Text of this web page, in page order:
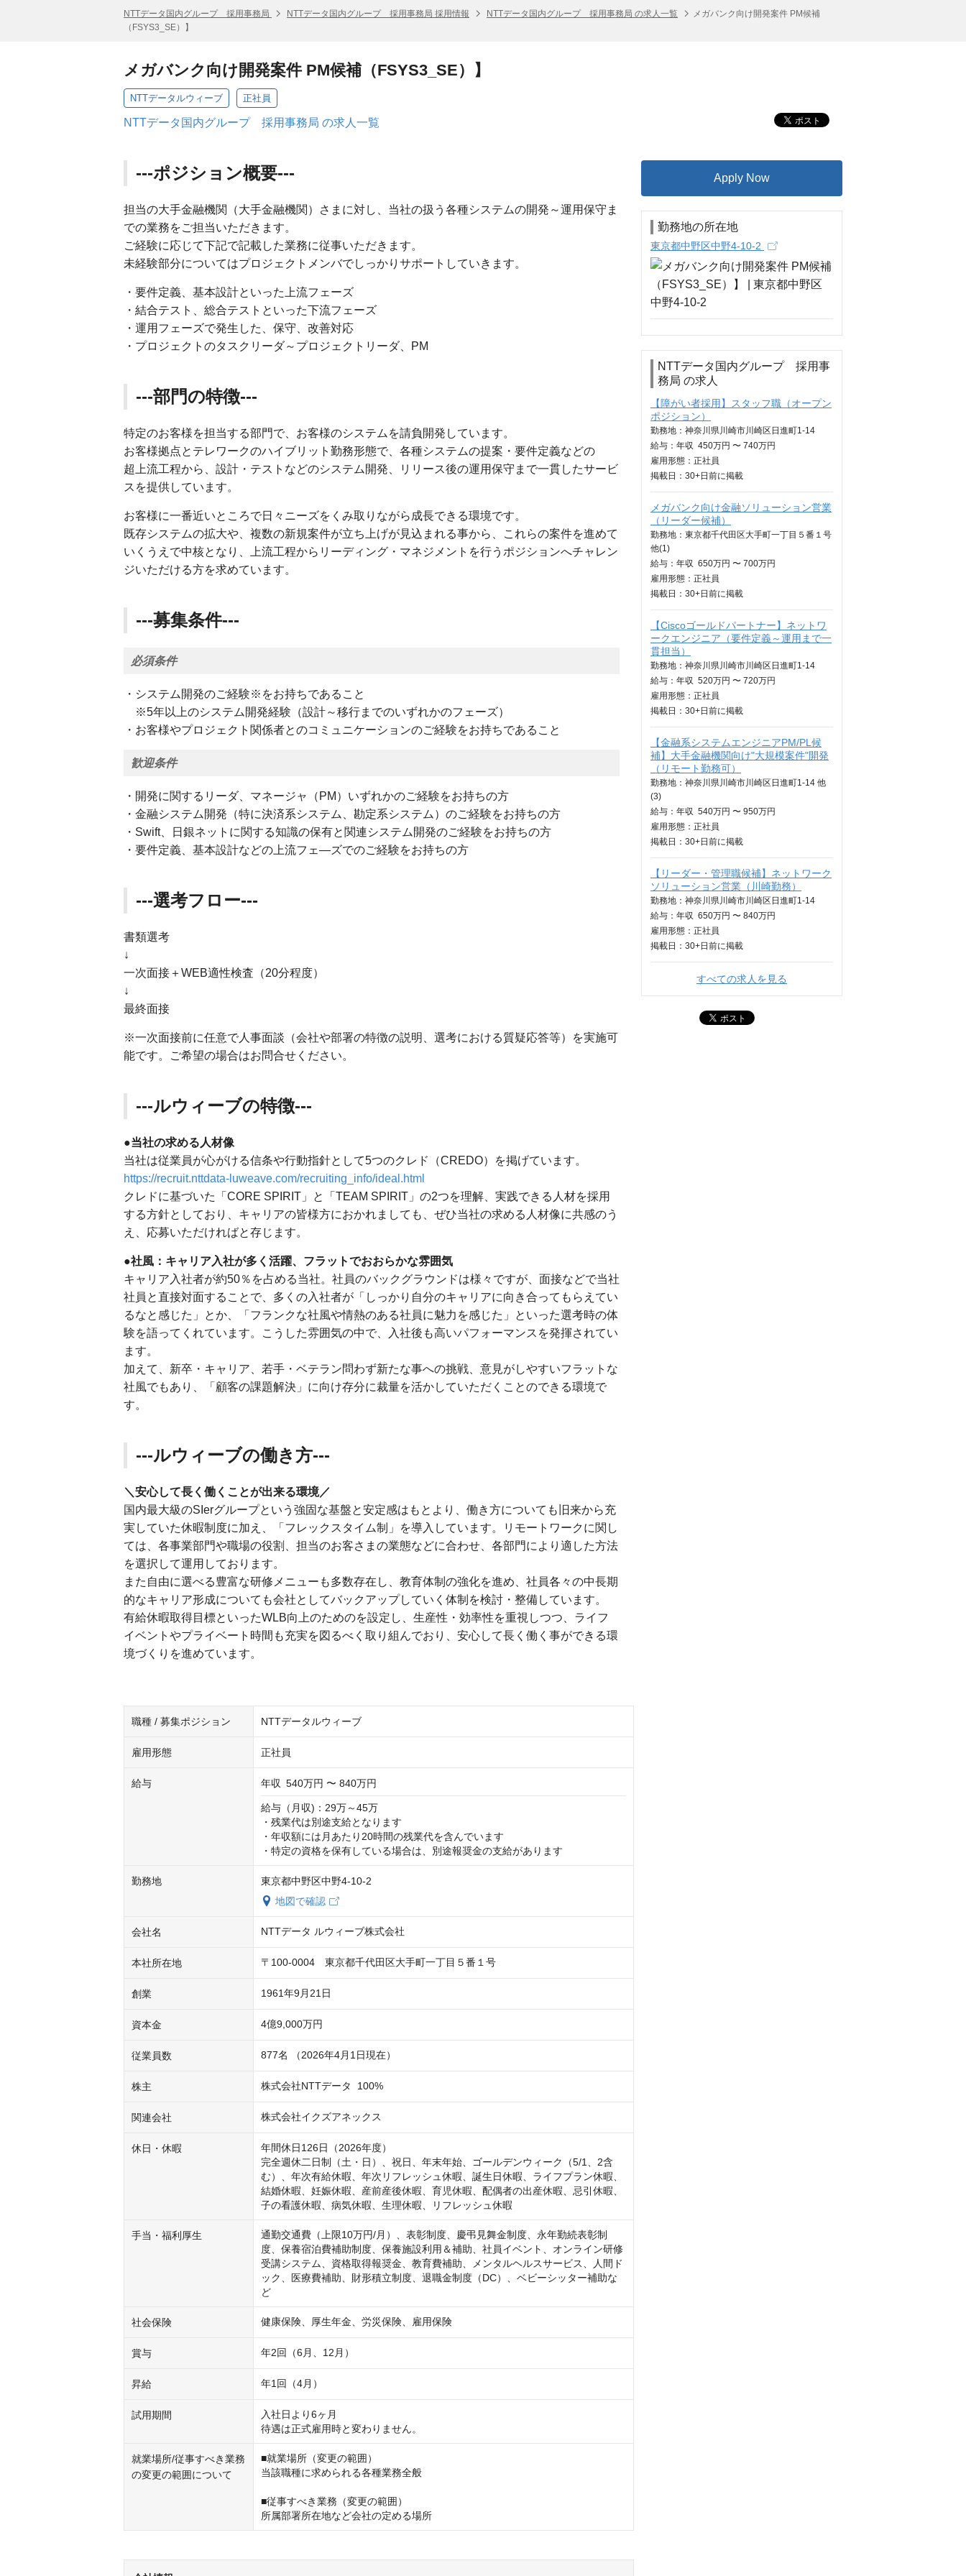
NTTデータ国内グループ 採用事務局 NTTデータ国内グループ 採用事務局 採用情報 NTTデータ国内グループ 採用事務局 の求人一覧
メガバンク向け開発案件 PM候補
（FSYS3_SE）】
メガバンク向け開発案件 PM候補（FSYS3_SE）】
NTTデータルウィーブ 正社員
NTTデータ国内グループ 採用事務局 の求人一覧
---ポジション概要---
担当の大手金融機関（大手金融機関）さまに対し、当社の扱う各種システムの開発～運用保守ま
での業務をご担当いただきます。
ご経験に応じて下記で記載した業務に従事いただきます。
未経験部分についてはプロジェクトメンバでしっかりサポートしていきます。
・要件定義、基本設計といった上流フェーズ
・結合テスト、総合テストといった下流フェーズ
・運用フェーズで発生した、保守、改善対応
・プロジェクトのタスクリーダ～プロジェクトリーダ、PM
---部門の特徴---
特定のお客様を担当する部門で、お客様のシステムを請負開発しています。
お客様拠点とテレワークのハイブリット勤務形態で、各種システムの提案・要件定義などの
超上流工程から、設計・テストなどのシステム開発、リリース後の運用保守まで一貫したサービ
スを提供しています。
お客様に一番近いところで日々ニーズをくみ取りながら成長できる環境です。
既存システムの拡大や、複数の新規案件が立ち上げが見込まれる事から、これらの案件を進めて
いくうえで中核となり、上流工程からリーディング・マネジメントを行うポジションへチャレン
ジいただける方を求めています。
---募集条件---
必須条件
・システム開発のご経験※をお持ちであること
※5年以上のシステム開発経験（設計～移行までのいずれかのフェーズ）
・お客様やプロジェクト関係者とのコミュニケーションのご経験をお持ちであること
歓迎条件
・開発に関するリーダ、マネージャ（PM）いずれかのご経験をお持ちの方
・金融システム開発（特に決済系システム、勘定系システム）のご経験をお持ちの方
・Swift、日銀ネットに関する知識の保有と関連システム開発のご経験をお持ちの方
・要件定義、基本設計などの上流フェ―ズでのご経験をお持ちの方
---選考フロー---
書類選考
↓
一次面接＋WEB適性検査（20分程度）
↓
最終面接
※一次面接前に任意で人事面談（会社や部署の特徴の説明、選考における質疑応答等）を実施可
能です。ご希望の場合はお問合せください。
---ルウィーブの特徴---
●当社の求める人材像
当社は従業員が心がける信条や行動指針として5つのクレド（CREDO）を掲げています。
https://recruit.nttdata-luweave.com/recruiting_info/ideal.html
クレドに基づいた「CORE SPIRIT」と「TEAM SPIRIT」の2つを理解、実践できる人材を採用
する方針としており、キャリアの皆様方におかれましても、ぜひ当社の求める人材像に共感のう
え、応募いただければと存じます。
●社風：キャリア入社が多く活躍、フラットでおおらかな雰囲気
キャリア入社者が約50％を占める当社。社員のバックグラウンドは様々ですが、面接などで当社
社員と直接対面することで、多くの入社者が「しっかり自分のキャリアに向き合ってもらえてい
るなと感じた」とか、「フランクな社風や情熱のある社員に魅力を感じた」といった選考時の体
験を語ってくれています。こうした雰囲気の中で、入社後も高いパフォーマンスを発揮されてい
ます。
加えて、新卒・キャリア、若手・ベテラン問わず新たな事への挑戦、意見がしやすいフラットな
社風でもあり、「顧客の課題解決」に向け存分に裁量を活かしていただくことのできる環境で
す。
---ルウィーブの働き方---
＼安心して長く働くことが出来る環境／
国内最大級のSIerグループという強固な基盤と安定感はもとより、働き方についても旧来から充
実していた休暇制度に加え、「フレックスタイム制」を導入しています。リモートワークに関し
ては、各事業部門や職場の役割、担当のお客さまの業態などに合わせ、各部門により適した方法
を選択して運用しております。
また自由に選べる豊富な研修メニューも多数存在し、教育体制の強化を進め、社員各々の中長期
的なキャリア形成についても会社としてバックアップしていく体制を検討・整備しています。
有給休暇取得目標といったWLB向上のためのを設定し、生産性・効率性を重視しつつ、ライフ
イベントやプライベート時間も充実を図るべく取り組んでおり、安心して長く働く事ができる環
境づくりを進めています。
職種 / 募集ポジション NTTデータルウィーブ
雇用形態 正社員
給与 年収 540万円 〜 840万円
給与（月収)：29万～45万
・残業代は別途支給となります
・年収額には月あたり20時間の残業代を含んでいます
・特定の資格を保有している場合は、別途報奨金の支給があります
勤務地
東京都中野区中野4-10-2
地図で確認
会社名 NTTデータ ルウィーブ株式会社
本社所在地 〒100-0004　東京都千代田区大手町一丁目５番１号
創業 1961年9月21日
資本金 4億9,000万円
従業員数 877名 （2026年4月1日現在）
株主 株式会社NTTデータ  100%
関連会社 株式会社イクズアネックス
休日・休暇
年間休日126日（2026年度）
完全週休二日制（土・日）、祝日、年末年始、ゴールデンウィーク（5/1、2含
む）、年次有給休暇、年次リフレッシュ休暇、誕生日休暇、ライフプラン休暇、
結婚休暇、妊娠休暇、産前産後休暇、育児休暇、配偶者の出産休暇、忌引休暇、
子の看護休暇、病気休暇、生理休暇、リフレッシュ休暇
手当・福利厚生
通勤交通費（上限10万円/月）、表彰制度、慶弔見舞金制度、永年勤続表彰制
度、保養宿泊費補助制度、保養施設利用＆補助、社員イベント、オンライン研修
受講システム、資格取得報奨金、教育費補助、メンタルヘルスサービス、人間ド
ック、医療費補助、財形積立制度、退職金制度（DC）、ベビーシッター補助な
ど
社会保険 健康保険、厚生年金、労災保険、雇用保険
賞与 年2回（6月、12月）
昇給 年1回（4月）
試用期間
入社日より6ヶ月
待遇は正式雇用時と変わりません。
就業場所/従事すべき業務
の変更の範囲について
■就業場所（変更の範囲）
当該職種に求められる各種業務全般
■従事すべき業務（変更の範囲）
所属部署所在地など会社の定める場所
Apply Now
勤務地の所在地
東京都中野区中野4-10-2
NTTデータ国内グループ 採用事
務局 の求人
【障がい者採用】スタッフ職（オープン
ポジション）
勤務地：神奈川県川崎市川崎区日進町1-14
給与： 年収 450万円 〜 740万円
雇用形態：正社員
掲載日： 30+日 前に掲載
メガバンク向け金融ソリューション営業
（リーダー候補）
勤務地：東京都千代田区大手町一丁目５番１号
他(1)
給与： 年収 650万円 〜 700万円
雇用形態：正社員
掲載日： 30+日 前に掲載
【Ciscoゴールドパートナー】ネットワ
ークエンジニア（要件定義～運用まで一
貫担当）
勤務地：神奈川県川崎市川崎区日進町1-14
給与： 年収 520万円 〜 720万円
雇用形態：正社員
掲載日： 30+日 前に掲載
【金融系システムエンジニアPM/PL候
補】大手金融機関向け"大規模案件"開発
（リモート勤務可）
勤務地：神奈川県川崎市川崎区日進町1-14 他
(3)
給与： 年収 540万円 〜 950万円
雇用形態：正社員
掲載日： 30+日 前に掲載
【リーダー・管理職候補】ネットワーク
ソリューション営業（川崎勤務）
勤務地：神奈川県川崎市川崎区日進町1-14
給与： 年収 650万円 〜 840万円
雇用形態：正社員
掲載日： 30+日 前に掲載
すべての求人を見る